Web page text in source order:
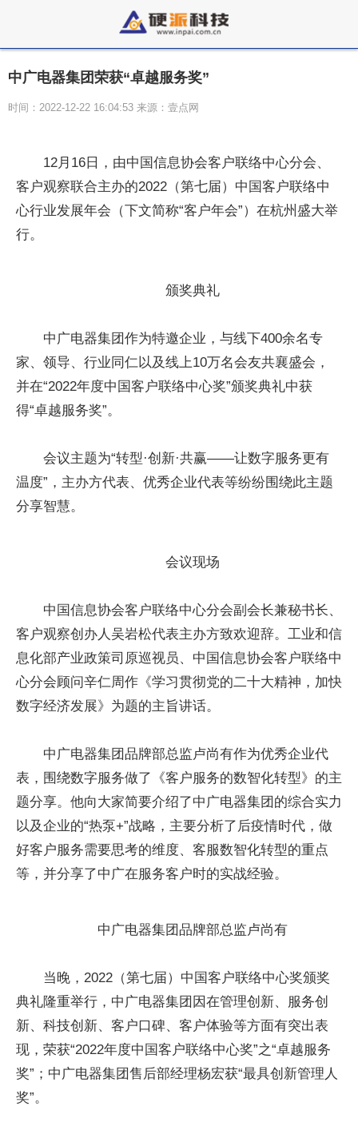
中广电器集团荣获“卓越服务奖”
时间：2022-12-22 16:04:53 来源：壹点网
12月16日，由中国信息协会客户联络中心分会、
客户观察联合主办的2022（第七届）中国客户联络中
心行业发展年会（下文简称“客户年会”）在杭州盛大举
行。
颁奖典礼
中广电器集团作为特邀企业，与线下400余名专
家、领导、行业同仁以及线上10万名会友共襄盛会，
并在“2022年度中国客户联络中心奖”颁奖典礼中获
得“卓越服务奖”。
会议主题为“转型·创新·共赢——让数字服务更有
温度”，主办方代表、优秀企业代表等纷纷围绕此主题
分享智慧。
会议现场
中国信息协会客户联络中心分会副会长兼秘书长、
客户观察创办人吴岩松代表主办方致欢迎辞。工业和信
息化部产业政策司原巡视员、中国信息协会客户联络中
心分会顾问辛仁周作《学习贯彻党的二十大精神，加快
数字经济发展》为题的主旨讲话。
中广电器集团品牌部总监卢尚有作为优秀企业代
表，围绕数字服务做了《客户服务的数智化转型》的主
题分享。他向大家简要介绍了中广电器集团的综合实力
以及企业的“热泵+”战略，主要分析了后疫情时代，做
好客户服务需要思考的维度、客服数智化转型的重点
等，并分享了中广在服务客户时的实战经验。
中广电器集团品牌部总监卢尚有
当晚，2022（第七届）中国客户联络中心奖颁奖
典礼隆重举行，中广电器集团因在管理创新、服务创
新、科技创新、客户口碑、客户体验等方面有突出表
现，荣获“2022年度中国客户联络中心奖”之“卓越服务
奖”；中广电器集团售后部经理杨宏获“最具创新管理人
奖”。